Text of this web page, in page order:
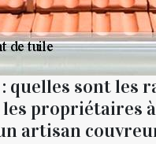
quelles sont les
propriétaires à
artisan